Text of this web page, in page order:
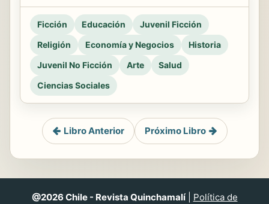
Ficción Educación
Juvenil Ficción
Religión
Economía y Negocios
Historia
Juvenil No Ficción
Arte
Salud
Ciencias Sociales
Libro Anterior Próximo Libro
@2026 Chile - Revista Quinchamalí| Política de